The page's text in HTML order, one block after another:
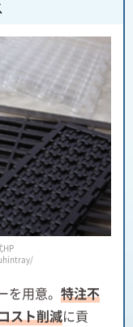
HP
用意。 特注不
スト削減に貢